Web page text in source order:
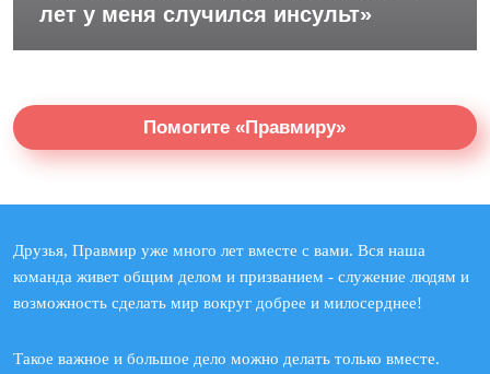
лет у меня случился инсульт»
Помогите «Правмиру»
Друзья, Правмир уже много лет вместе с вами. Вся наша
команда живет общим делом и призванием - служение людям и
возможность сделать мир вокруг добрее и милосерднее!
Такое важное и большое дело можно делать только вместе.